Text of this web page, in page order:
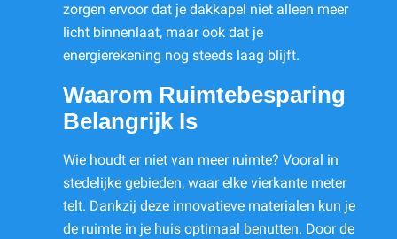
zorgen ervoor dat je dakkapel niet alleen meer
licht binnenlaat, maar ook dat je
energierekening nog steeds laag blijft.
Waarom Ruimtebesparing
Belangrijk Is
Wie houdt er niet van meer ruimte? Vooral in
stedelijke gebieden, waar elke vierkante meter
telt. Dankzij deze innovatieve materialen kun je
de ruimte in je huis optimaal benutten. Door de